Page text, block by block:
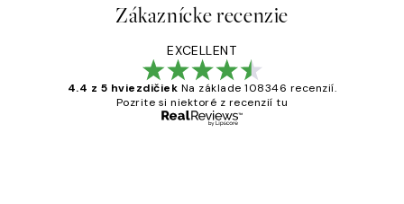
Zákaznícke recenzie
EXCELLENT
4.4 z 5 hviezdičiek Na základe 108346 recenzií.
Pozrite si niektoré z recenzií tu